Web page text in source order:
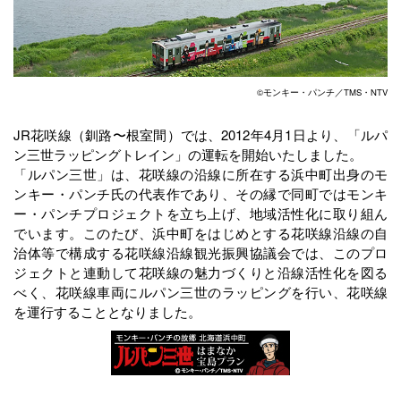
©モンキー・パンチ／TMS・NTV
JR花咲線（釧路〜根室間）では、2012年4月1日より、「ルパ
ン三世ラッピングトレイン」の運転を開始いたしました。
「ルパン三世」は、花咲線の沿線に所在する浜中町出身のモ
ンキー・パンチ氏の代表作であり、その縁で同町ではモンキ
ー・パンチプロジェクトを立ち上げ、地域活性化に取り組ん
でいます。このたび、浜中町をはじめとする花咲線沿線の自
治体等で構成する花咲線沿線観光振興協議会では、このプロ
ジェクトと連動して花咲線の魅力づくりと沿線活性化を図る
べく、花咲線車両にルパン三世のラッピングを行い、花咲線
を運行することとなりました。